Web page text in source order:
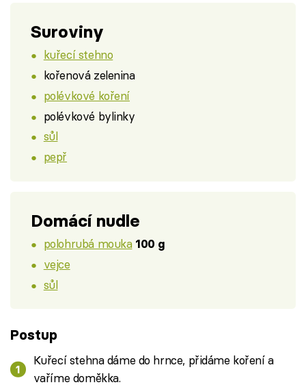
Suroviny
kuřecí stehno
kořenová zelenina
polévkové koření
polévkové bylinky
sůl
pepř
Domácí nudle
polohrubá mouka 100 g
vejce
sůl
Postup
Kuřecí stehna dáme do hrnce, přidáme koření a
vaříme doměkka.